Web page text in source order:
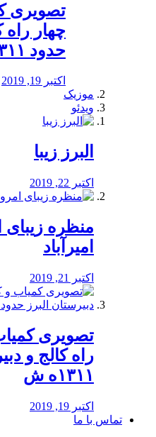
️تصویری
چهار راه
حدود ۱۳۱۱ه ش
اکتبر 19, 2019
موزیک
ویدئو
البرز زیبا
اکتبر 22, 2019
منظره‌‌ زیبای
امیرآباد
اکتبر 21, 2019
️تصویری
راه كالج و
۱۳۱۱ه ش
اکتبر 19, 2019
تماس با ما